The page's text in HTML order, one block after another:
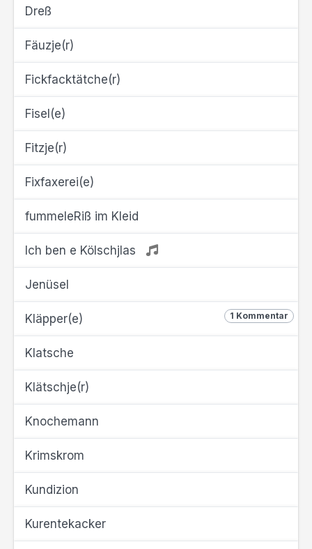
Dreß
Fäuzje(r)
Fickfacktätche(r)
Fisel(e)
Fitzje(r)
Fixfaxerei(e)
fummeleRiß im Kleid
Ich ben e Kölschjlas
Jenüsel
1 Kommentar
Kläpper(e)
Klatsche
Klätschje(r)
Knochemann
Krimskrom
Kundizion
Kurentekacker